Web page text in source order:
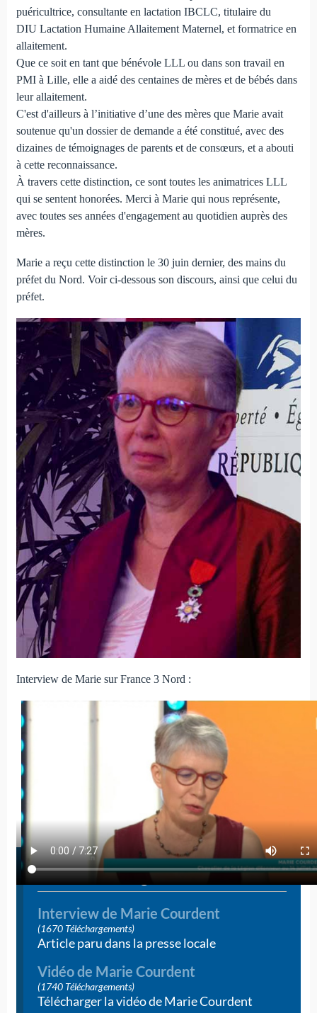
puéricultrice, consultante en lactation IBCLC, titulaire du
DIU Lactation Humaine Allaitement Maternel, et formatrice en
allaitement.
Que ce soit en tant que bénévole LLL ou dans son travail en
PMI à Lille, elle a aidé des centaines de mères et de bébés dans
leur allaitement.
C'est d'ailleurs à l’initiative d’une des mères que Marie avait
soutenue qu'un dossier de demande a été constitué, avec des
dizaines de témoignages de parents et de consœurs, et a abouti
à cette reconnaissance.
À travers cette distinction, ce sont toutes les animatrices LLL
qui se sentent honorées. Merci à Marie qui nous représente,
avec toutes ses années d'engagement au quotidien auprès des
mères.
Marie a reçu cette distinction le 30 juin dernier, des mains du
préfet du Nord. Voir ci-dessous son discours, ainsi que celui du
préfet.
Interview de Marie sur France 3 Nord :
Télécharger
Interview de Marie Courdent
(1670 Téléchargements)
Article paru dans la presse locale
Vidéo de Marie Courdent
(1740 Téléchargements)
Télécharger la vidéo de Marie Courdent